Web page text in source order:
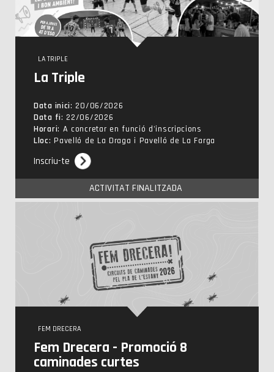
ACTIVITAT FINALITZADA
LA TRIPLE
La Triple
Data inici: 20/06/2026
Data fi: 22/06/2026
Horari: A concretar en funció d'inscripcions
Lloc: Pavelló de La Draga i Pavelló de La Farga
Inscriu-te
FEM DRECERA
Fem Drecera - Promoció 8
caminades curtes